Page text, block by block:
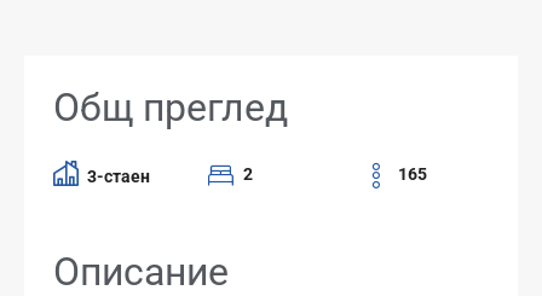
Общ преглед
3-стаен 2 165
Описание